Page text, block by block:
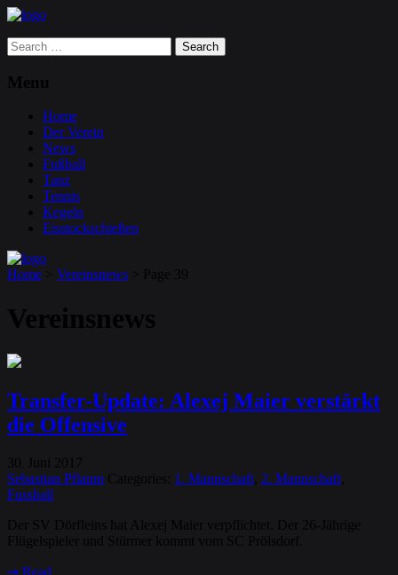
Search
for:
Menu
Home
Der Verein
News
Fußball
Tanz
Tennis
Kegeln
Eisstockschießen
Home Vereinsnews Page 39
Vereinsnews
Transfer-Update: Alexej Maier verstärkt
die Offensive
30
2017
Sebastian Pflaum Categories: 1. Mannschaft 2. Mannschaft
Fussball
Der SV Dörfleins hat Alexej Maier verpflichtet. Der 26-Jährige
Flügelspieler und Stürmer kommt vom SC Prölsdorf.